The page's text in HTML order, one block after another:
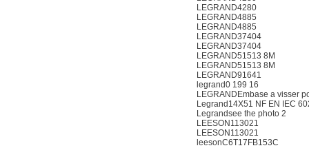
LEGRAND4280
LEGRAND4885
LEGRAND4885
LEGRAND37404
LEGRAND37404
LEGRAND51513 8M
LEGRAND51513 8M
LEGRAND91641
legrand0 199 16
LEGRANDEmbase a visser
Legrand14X51 NF EN IEC
Legrandsee the photo 2
LEESON113021
LEESON113021
leesonC6T17FB153C